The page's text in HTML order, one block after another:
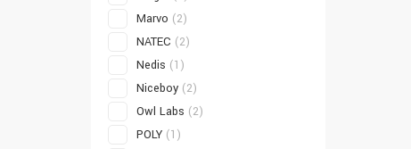
Marvo (2)
NATEC (2)
Nedis (1)
Niceboy (2)
Owl Labs (2)
POLY (1)